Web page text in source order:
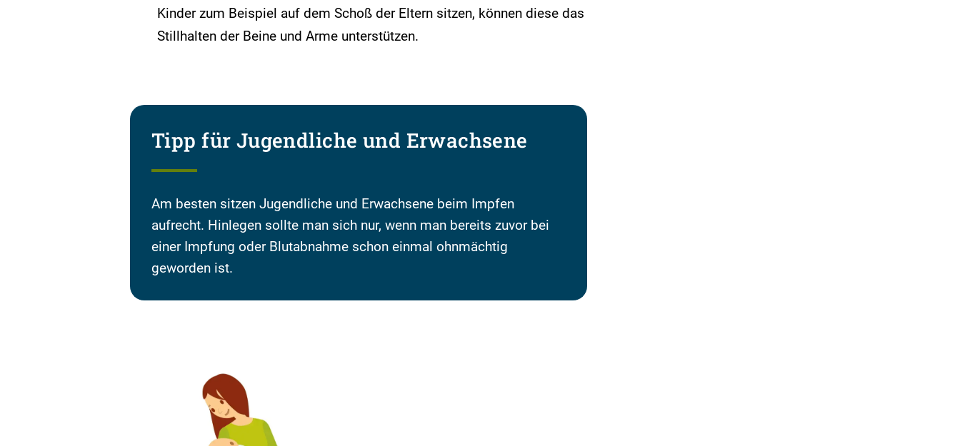
Kinder zum Beispiel auf dem Schoß der Eltern sitzen, können diese das
Stillhalten der Beine und Arme unterstützen.
Tipp für Jugendliche und Erwachsene
Am besten sitzen Jugendliche und Erwachsene beim Impfen
aufrecht. Hinlegen sollte man sich nur, wenn man bereits zuvor bei
einer Impfung oder Blutabnahme schon einmal ohnmächtig
geworden ist.